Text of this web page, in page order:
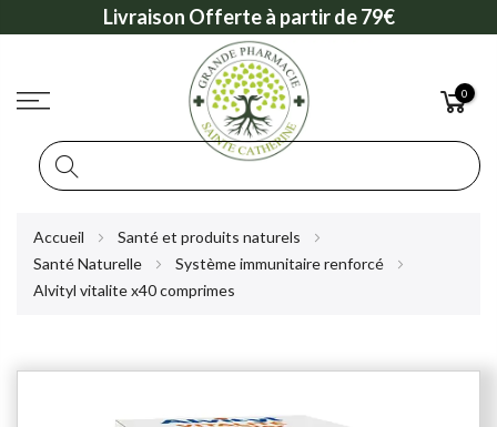
Livraison Offerte à partir de 79€
0
Accueil
Santé et produits naturels
Santé Naturelle
Système immunitaire renforcé
Alvityl vitalite x40 comprimes